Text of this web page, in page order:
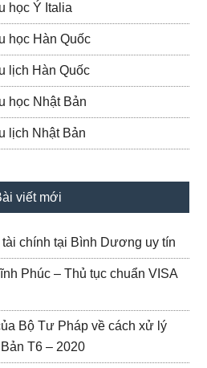
học Ý Italia
học Hàn Quốc
lịch Hàn Quốc
học Nhật Bản
lịch Nhật Bản
viết mới
chính tại Bình Dương uy tín
Phúc – Thủ tục chuẩn VISA
Bộ Tư Pháp về cách xử lý
T6 – 2020